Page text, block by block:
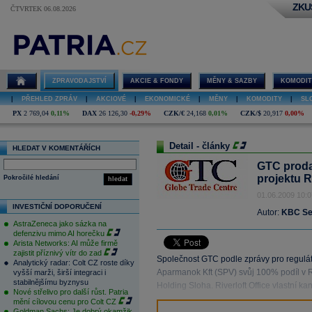
ČTVRTEK 06.08.2026
ZPRAVODAJSTVÍ AKCIE & FONDY MĚNY & SAZBY
PŘEHLED ZPRÁV AKCIOVÉ EKONOMICKÉ MĚNY KOMODITY
PX 2 769,04 0,11% DAX 26 126,30 -0,29% CZK/€ 24,168 0,01% CZK/$ 20,917 0,00%
HLEDAT V KOMENTÁŘÍCH
hledat
Pokročilé hledání
INVESTIČNÍ DOPORUČENÍ
AstraZeneca jako sázka na
defenzivu mimo AI horečku
Arista Networks: AI může firmě
zajistit příznivý vítr do zad
Analytický radar: Colt CZ roste díky
vyšší marži, širší integraci i
stabilnějšímu byznysu
Nové střelivo pro další růst. Patria
mění cílovou cenu pro Colt CZ
Detail - články
GTC
projektu
01.06.2009
Autor: KBC
Společnost GTC podle zprávy pro
Aparmanok Kft (SPV) svůj 100% podíl v
Holding Sloha. Riverloft Office vlastní